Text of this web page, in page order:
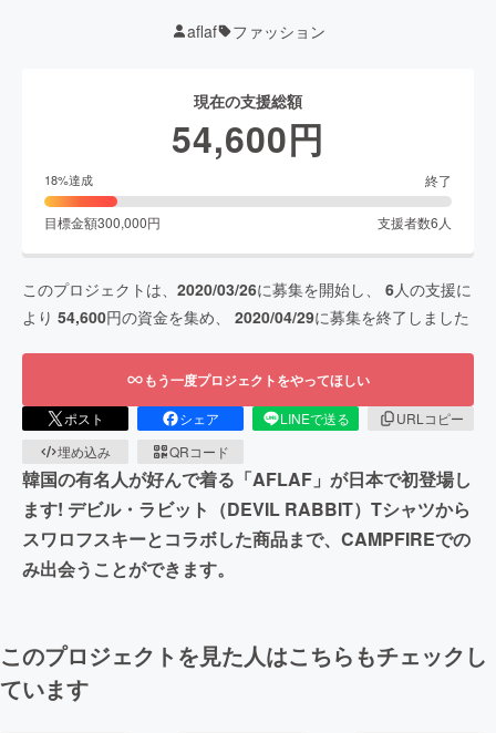
aflaf ファッション
現在の支援総額
54,600円
18%達成 終了
目標金額300,000円 支援者数6 人
このプロジェクトは、 2020/03/26に募集を開始し、 6人の支援に
より 54,600円の資金を集め、 2020/04/29に募集を終了しました
もう一度プロジェクトをやってほしい
ポスト シェア LINEで送る
URLコピー
埋め込み
QRコード
韓国の有名人が好んで着る「AFLAF」が日本で初登場し
ます! デビル・ラビット（DEVIL RABBIT）Tシャツから
スワロフスキーとコラボした商品まで、CAMPFIREでの
み出会うことができます。
このプロジェクトを見た人はこちらもチェックし
ています